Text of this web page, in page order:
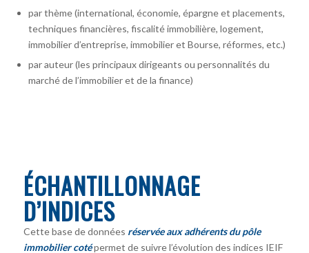
par thème (international, économie, épargne et placements,
techniques financières, fiscalité immobilière, logement,
immobilier d’entreprise, immobilier et Bourse, réformes, etc.)
par auteur (les principaux dirigeants ou personnalités du
marché de l’immobilier et de la finance)
ÉCHANTILLONNAGE
D’INDICES
Cette base de données réservée aux adhérents du pôle
immobilier coté permet de suivre l’évolution des indices IEIF